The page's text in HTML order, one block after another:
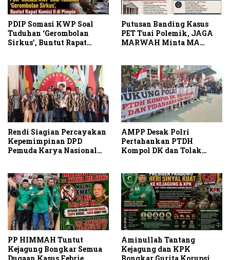
PDIP Somasi KWP Soal
Tuduhan ‘Gerombolan
Sirkus’, Buntut Rapat
Putusan Banding Kasus
PET Tuai Polemik, JAGA
MARWAH Minta MA
Rendi Siagian Percayakan
Kepemimpinan DPD
Pemuda Karya Nasional
AMPP Desak Polri
Pertahankan PTDH
Kompol DK dan Tolak
PP HIMMAH Tuntut
Kejagung Bongkar Semua
Aminullah Tantang
Kejagung dan KPK